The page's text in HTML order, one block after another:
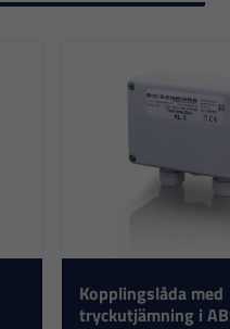
Kopplingslåda med
tryckutjämning i